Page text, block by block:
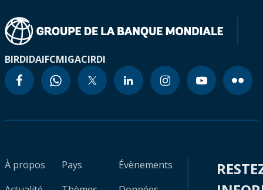
BIRDIDAIFCMIGACIRDI
À propos
Pays
Évènements